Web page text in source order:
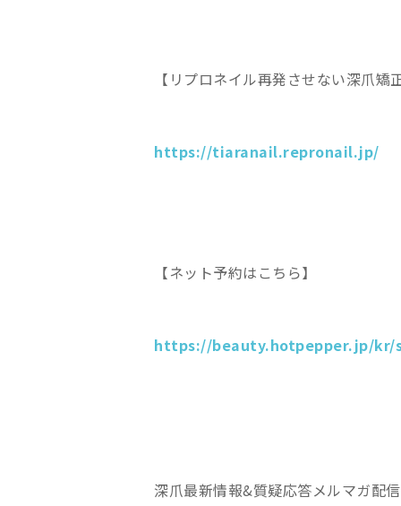
【リプロネイル再発させない深爪矯
https://tiaranail.repronail.jp/
【ネット予約はこちら】
https://beauty.hotpepper.jp/kr/
深爪最新情報&質疑応答メルマガ配